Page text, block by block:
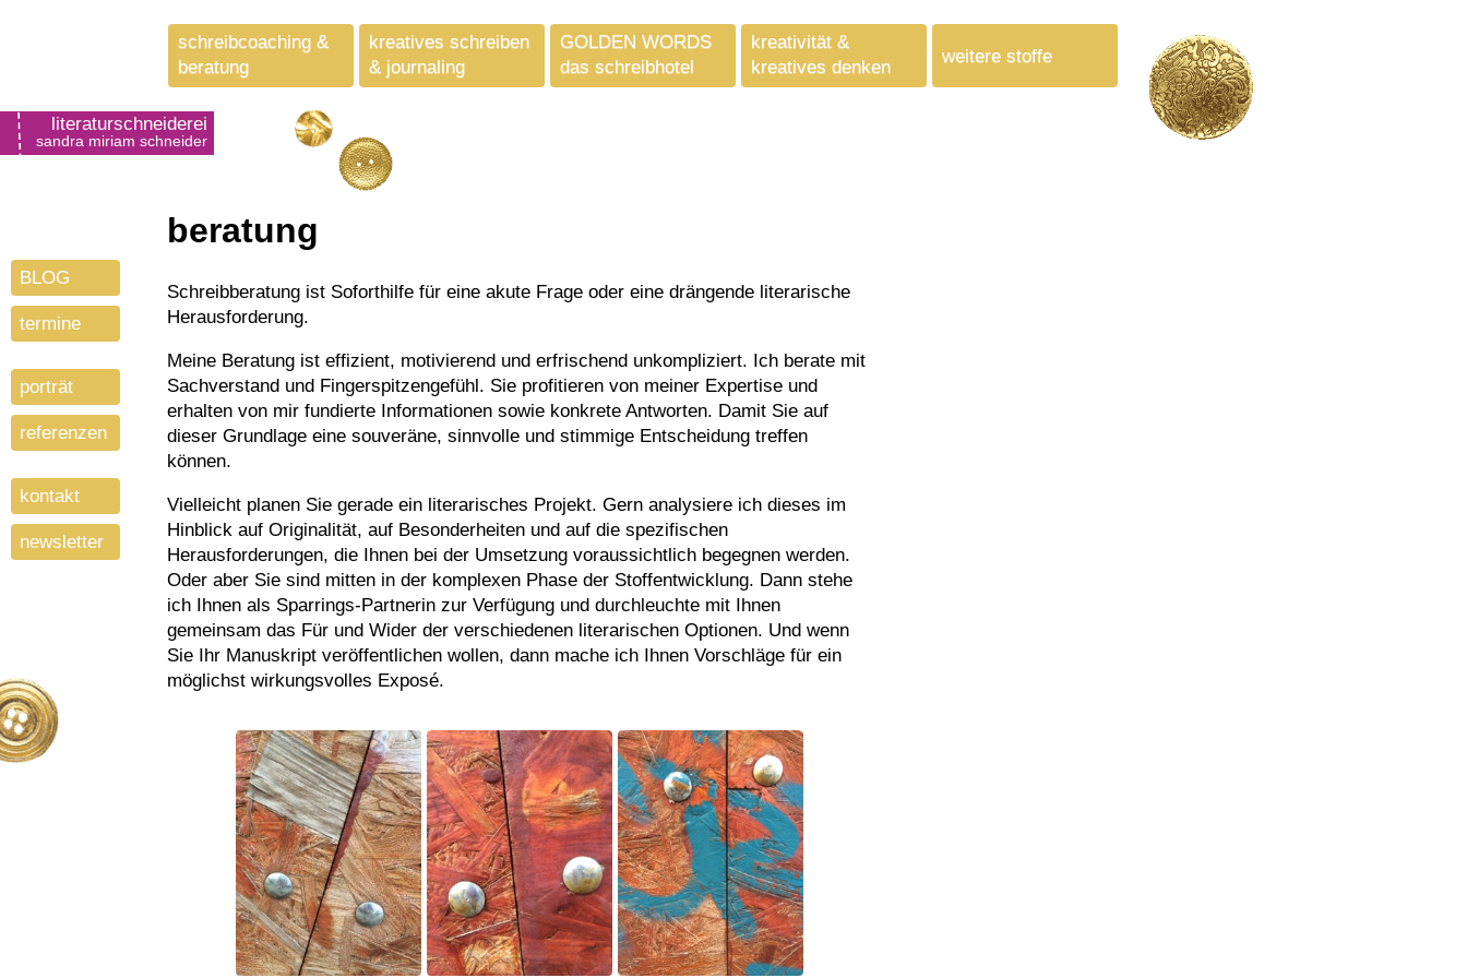
literaturschneiderei
sandra miriam schneider
schreibcoaching &
beratung
kreatives schreiben
& journaling
GOLDEN WORDS
das schreibhotel
kreativität &
kreatives denken
weitere stoffe
beratung
Schreibberatung ist Soforthilfe für eine akute Frage oder eine drängende literarische
Herausforderung.
Meine Beratung ist effizient, motivierend und erfrischend unkompliziert. Ich berate mit
Sachverstand und Fingerspitzengefühl. Sie profitieren von meiner Expertise und
erhalten von mir fundierte Informationen sowie konkrete Antworten. Damit Sie auf
dieser Grundlage eine souveräne, sinnvolle und stimmige Entscheidung treffen
können.
Vielleicht planen Sie gerade ein literarisches Projekt. Gern analysiere ich dieses im
Hinblick auf Originalität, auf Besonderheiten und auf die spezifischen
Herausforderungen, die Ihnen bei der Umsetzung voraussichtlich begegnen werden.
Oder aber Sie sind mitten in der komplexen Phase der Stoffentwicklung. Dann stehe
ich Ihnen als Sparrings-Partnerin zur Verfügung und durchleuchte mit Ihnen
gemeinsam das Für und Wider der verschiedenen literarischen Optionen. Und wenn
Sie Ihr Manuskript veröffentlichen wollen, dann mache ich Ihnen Vorschläge für ein
möglichst wirkungsvolles Exposé.
BLOG
termine
porträt
referenzen
kontakt
newsletter